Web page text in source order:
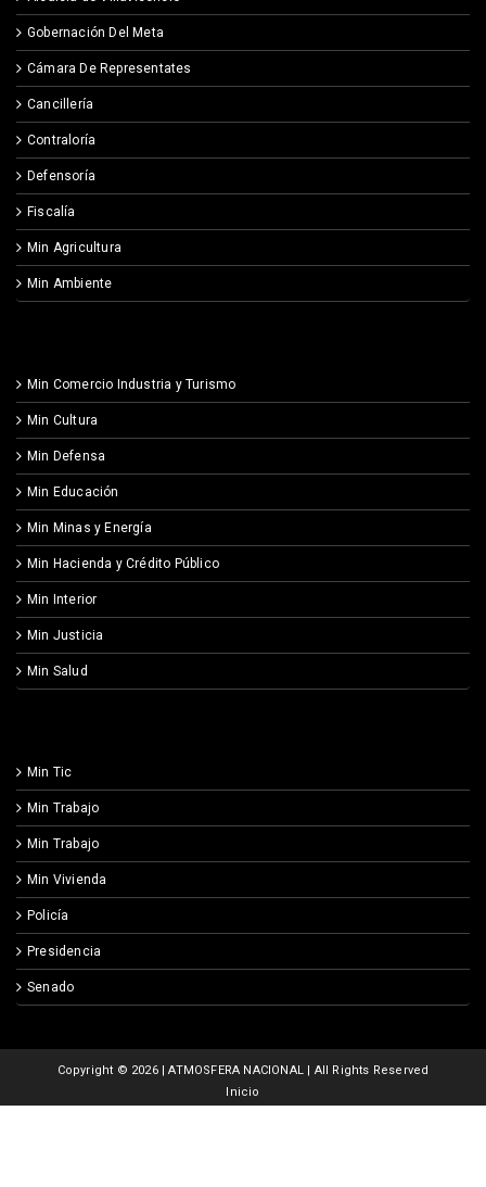
Gobernación Del Meta
Cámara De Representates
Cancillería
Contraloría
Defensoría
Fiscalía
Min Agricultura
Min Ambiente
Min Comercio Industria y Turismo
Min Cultura
Min Defensa
Min Educación
Min Minas y Energía
Min Hacienda y Crédito Público
Min Interior
Min Justicia
Min Salud
Min Tic
Min Trabajo
Min Trabajo
Min Vivienda
Policía
Presidencia
Senado
Copyright © 2026 | ATMOSFERA NACIONAL | All Rights Reserved
Inicio